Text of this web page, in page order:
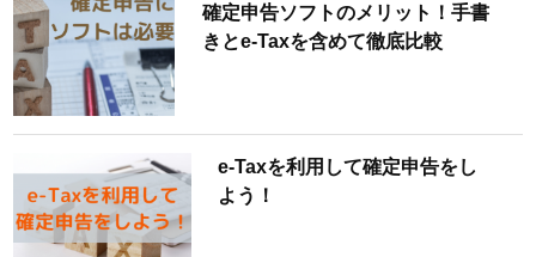
確定申告ソフトのメリット！手書
きとe-Taxを含めて徹底比較
e-Taxを利用して確定申告をし
よう！